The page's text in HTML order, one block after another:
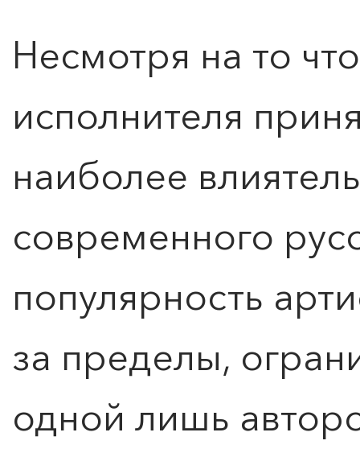
Несмотря на то
исполнителя
наиболее
современного
популярность
за пределы,
одной лишь